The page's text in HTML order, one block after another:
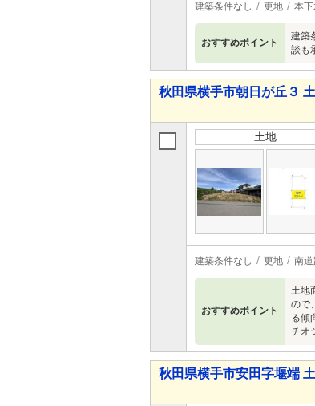
建築条件なし 更地 本
おすすめポイント
建築
談も
秋田県横手市朝日が丘３
土地
建築条件なし 更地 南
おすすめポイント
土地
ので
る傾
チオ
秋田県横手市安田字堰端